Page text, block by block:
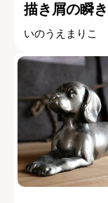
描き屑の瞬き
いのうえまりこ